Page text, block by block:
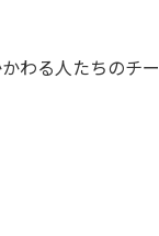
わる人たちのチー